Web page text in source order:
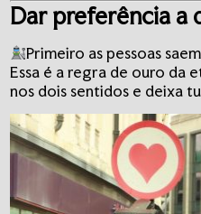
Dar preferência a
Primeiro as pessoas
Essa é a regra de ouro da
nos dois sentidos e deixa